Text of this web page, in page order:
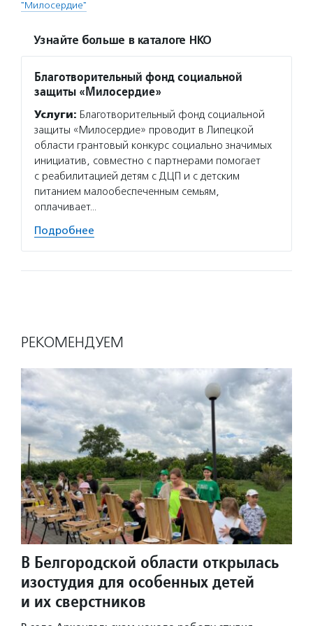
"Милосердие"
Узнайте больше в каталоге НКО
Благотворительный фонд социальной
защиты «Милосердие»
Услуги: Благотворительный фонд социальной
защиты «Милосердие» проводит в Липецкой
области грантовый конкурс социально значимых
инициатив, совместно с партнерами помогает
с реабилитацией детям с ДЦП и с детским
питанием малообеспеченным семьям,
оплачивает…
Подробнее
РЕКОМЕНДУЕМ
В Белгородской области открылась
изостудия для особенных детей
и их сверстников